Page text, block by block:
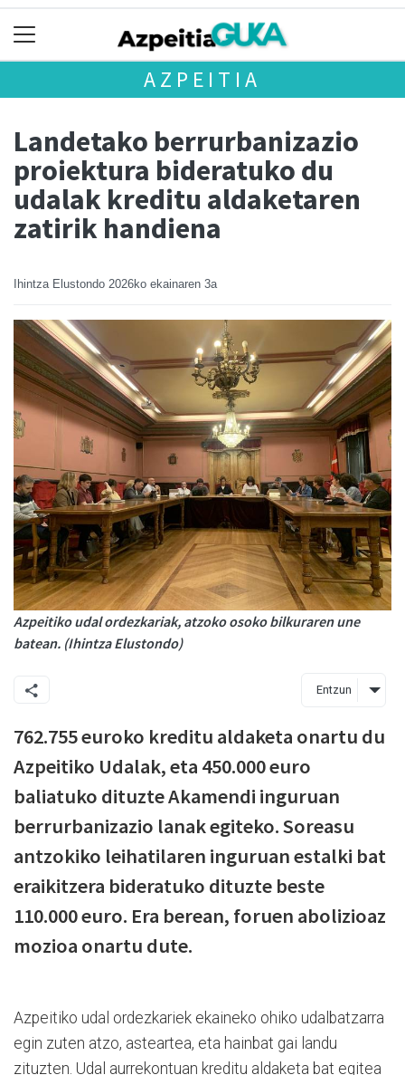
AZPEITIA
Landetako berrurbanizazio
proiektura bideratuko du
udalak kreditu aldaketaren
zatirik handiena
Ihintza Elustondo 2026ko ekainaren 3a
Azpeitiko udal ordezkariak, atzoko osoko bilkuraren une
batean. (Ihintza Elustondo)
Entzun
762.755 euroko kreditu aldaketa onartu du
Azpeitiko Udalak, eta 450.000 euro
baliatuko dituzte Akamendi inguruan
berrurbanizazio lanak egiteko. Soreasu
antzokiko leihatilaren inguruan estalki bat
eraikitzera bideratuko dituzte beste
110.000 euro. Era berean, foruen abolizioaz
mozioa onartu dute.
Azpeitiko udal ordezkariek ekaineko ohiko udalbatzarra
egin zuten atzo, asteartea, eta hainbat gai landu
zituzten. Udal aurrekontuan kreditu aldaketa bat egitea